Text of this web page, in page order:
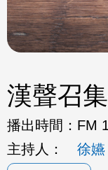
漢聲召
播出時間： FM
主持人：
徐嬿